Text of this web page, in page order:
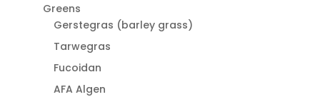
Greens
Gerstegras (barley grass)
Tarwegras
Fucoidan
AFA Algen